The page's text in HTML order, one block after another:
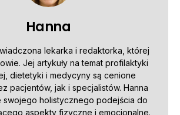
Hanna
lekarka i redaktorka, której
Jej artykuły na temat profilaktyki
dietetyki i medycyny są cenione
pacjentów, jak i specjalistów. Hanna
swojego holistycznego podejścia do
aspekty fizyczne i emocjonalne.